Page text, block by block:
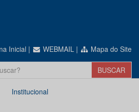
Inicial | WEBMAIL | Mapa do Site
Institucional